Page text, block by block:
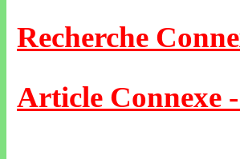
Recherche
Article Connexe